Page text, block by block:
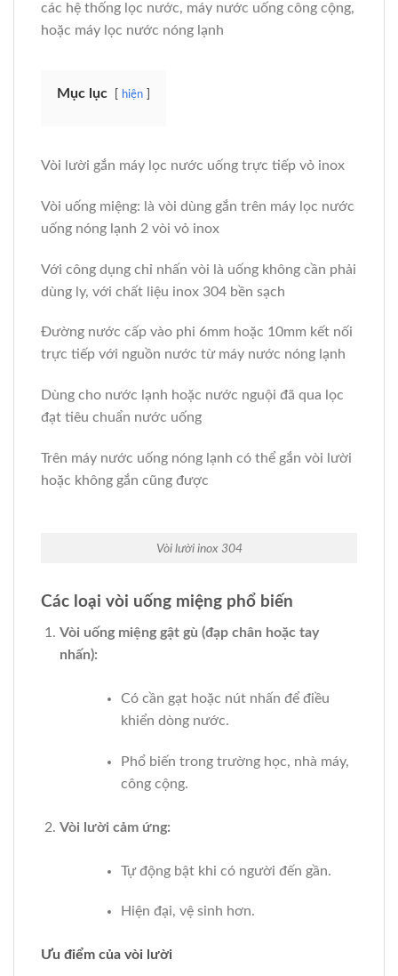
các hệ thống lọc nước, máy nước uống công cộng,
hoặc máy lọc nước nóng lạnh
Mục lục hiện
Vòi lười gắn máy lọc nước uống trực tiếp vỏ inox
Vòi uống miệng: là vòi dùng gắn trên máy lọc nước
uống nóng lạnh 2 vòi vỏ inox
Với công dụng chỉ nhấn vòi là uống không cần phải
dùng ly, với chất liệu inox 304 bền sạch
Đường nước cấp vào phi 6mm hoặc 10mm kết nối
trực tiếp với nguồn nước từ máy nước nóng lạnh
Dùng cho nước lạnh hoặc nước nguội đã qua lọc
đạt tiêu chuẩn nước uống
Trên máy nước uống nóng lạnh có thể gắn vòi lười
hoặc không gắn cũng được
Vòi lười inox 304
Các loại vòi uống miệng phổ biến
Vòi uống miệng gật gù (đạp chân hoặc tay
nhấn):
Có cần gạt hoặc nút nhấn để điều
khiển dòng nước.
Phổ biến trong trường học, nhà máy,
công cộng.
Vòi lười cảm ứng:
Tự động bật khi có người đến gần.
Hiện đại, vệ sinh hơn.
Ưu điểm của vòi lười